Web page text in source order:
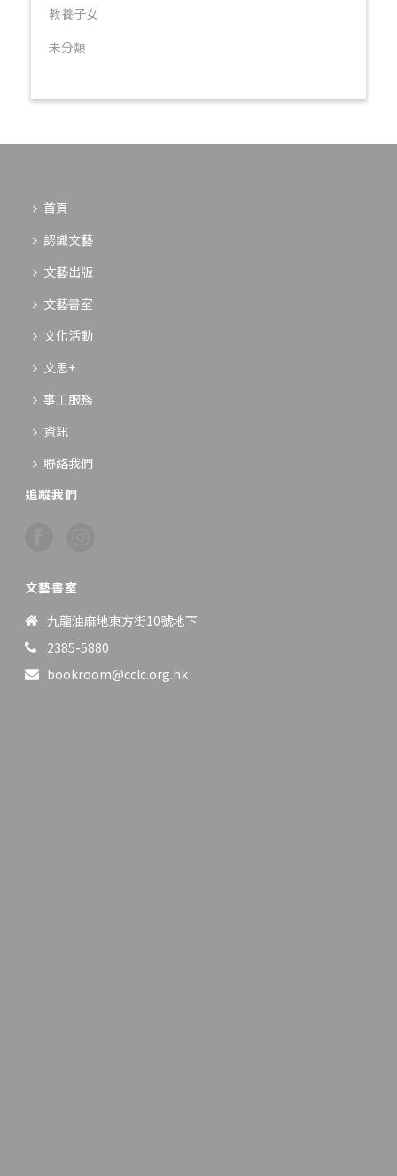
教養子女
未分類
首頁
認識文藝
文藝出版
文藝書室
文化活動
文思+
事工服務
資訊
聯絡我們
追蹤我們
文藝書室
九龍油麻地東方街10號地下
2385-5880
bookroom@cclc.org.hk